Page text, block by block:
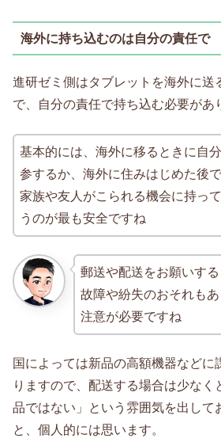
海外に持ち込むのは自分の責任で
進研ゼミ側はタブレットを海外に送
で、自分の責任で持ち込む必要があ
基本的には、海外に移るときに自
参するか、海外に住みはじめた後
家族や友人がこられる機会に持っ
うのが最も安全ですね
郵送や配送をお願いする
故障や紛失のおそれも
注意が必要ですね
国によっては新品の高額機器などに
りますので、配送する場合は少なく
品ではない」という雰囲気を出して
と、個人的には思います。